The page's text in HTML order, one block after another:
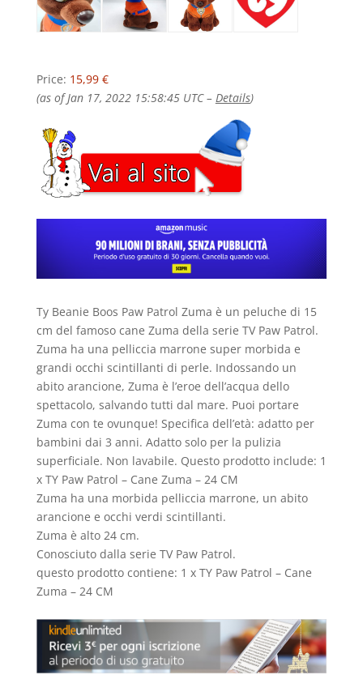
Price: 15,99 €
(as of Jan 17, 2022 15:58:45 UTC – Details)
Ty Beanie Boos Paw Patrol Zuma è un peluche di 15
cm del famoso cane Zuma della serie TV Paw Patrol.
Zuma ha una pelliccia marrone super morbida e
grandi occhi scintillanti di perle. Indossando un
abito arancione, Zuma è l’eroe dell’acqua dello
spettacolo, salvando tutti dal mare. Puoi portare
Zuma con te ovunque! Specifica dell’età: adatto per
bambini dai 3 anni. Adatto solo per la pulizia
superficiale. Non lavabile. Questo prodotto include: 1
x TY Paw Patrol – Cane Zuma – 24 CM
Zuma ha una morbida pelliccia marrone, un abito
arancione e occhi verdi scintillanti.
Zuma è alto 24 cm.
Conosciuto dalla serie TV Paw Patrol.
questo prodotto contiene: 1 x TY Paw Patrol – Cane
Zuma – 24 CM